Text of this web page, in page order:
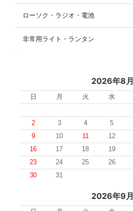
ローソク・ラジオ・電池
非常用ライト・ランタン
2026年8月
日 月 火 水
2
3 4 5
9
10 11 12
16
17 18 19
23
24 25 26
30
31
2026年9月